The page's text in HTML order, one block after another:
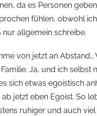
da es Personen
fühlen, obwohl
nur allgemein schreibe.
von jetzt an Abstand…
Ja, und ich selbst
sich etwas egoistisch
ab jetzt eben Egoist. So
ruhiger und auch viel